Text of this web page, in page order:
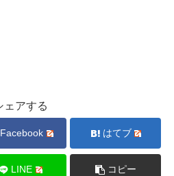
ェアする
Facebook はてブ
LINE コピー